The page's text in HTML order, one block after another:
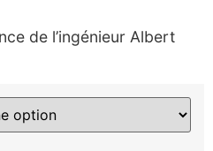
de l’ingénieur Albert